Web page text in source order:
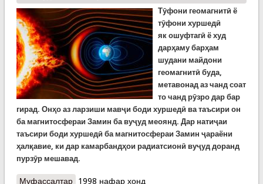
Тӯфони геомагнитӣ ё
тӯфони хуршедӣ
як ошуфтагӣ ё худ
дарҳаму барҳам
шудани майдони
геомагнитӣ буда,
метавонад аз чанд соат
то чанд рӯзро дар бар
гирад. Онҳо аз ларзиши мавҷи боди хуршедӣ ва таъсири он
ба магнитосфераи Замин ба вуҷуд меоянд. Дар натиҷаи
таъсири боди хуршедӣ ба магнитосфераи Замин ҷараёни
ҳалқавие, ки дар камарбандҳои радиатсионӣ вуҷуд доранд
пурзӯр мешавад.
Муфассалтаро ДОНИШ:Тӯфони геомагнитӣ ё хуршедӣ чист?
1998 нафар хонд